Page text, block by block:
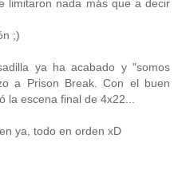
limitaron nada más que a decir
;)
ya ha acabado y "somos
a Prison Break. Con el buen
la escena final de 4x22...
ya, todo en orden xD